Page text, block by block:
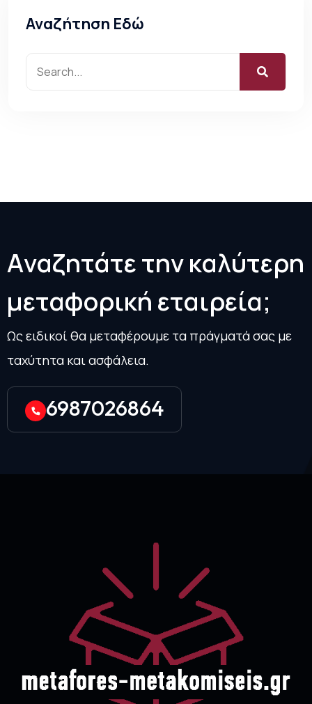
Αναζήτηση Εδώ
Αναζητάτετηνκαλύτερη
μεταφορική εταιρεία;
Ως ειδικοί θα μεταφέρουμε τα πράγματά σας με
ταχύτητα και ασφάλεια.
6987026864